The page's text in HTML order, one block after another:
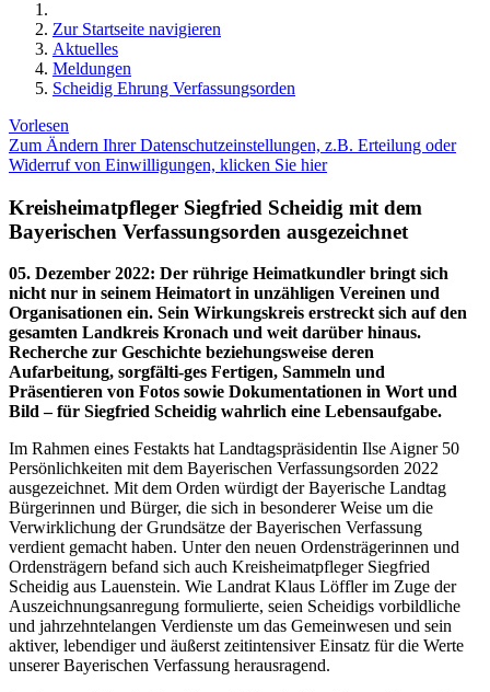
Zur Startseite navigieren
Aktuelles
Meldungen
Scheidig Ehrung Verfassungsorden
Vorlesen
Zum Ändern Ihrer Datenschutzeinstellungen, z.B. Erteilung oder
Widerruf von Einwilligungen, klicken Sie hier
Kreisheimatpfleger Siegfried Scheidig mit dem
Bayerischen Verfassungsorden ausgezeichnet
05. Dezember 2022: Der rührige Heimatkundler bringt sich
nicht nur in seinem Heimatort in unzähligen Vereinen und
Organisationen ein. Sein Wirkungskreis erstreckt sich auf den
gesamten Landkreis Kronach und weit darüber hinaus.
Recherche zur Geschichte beziehungsweise deren
Aufarbeitung, sorgfälti-ges Fertigen, Sammeln und
Präsentieren von Fotos sowie Dokumentationen in Wort und
Bild – für Siegfried Scheidig wahrlich eine Lebensaufgabe.
Im Rahmen eines Festakts hat Landtagspräsidentin Ilse Aigner 50
Persönlichkeiten mit dem Bayerischen Verfassungsorden 2022
ausgezeichnet. Mit dem Orden würdigt der Bayerische Landtag
Bürgerinnen und Bürger, die sich in besonderer Weise um die
Verwirklichung der Grundsätze der Bayerischen Verfassung
verdient gemacht haben. Unter den neuen Ordensträgerinnen und
Ordensträgern befand sich auch Kreisheimatpfleger Siegfried
Scheidig aus Lauenstein. Wie Landrat Klaus Löffler im Zuge der
Auszeichnungsanregung formulierte, seien Scheidigs vorbildliche
und jahrzehntelangen Verdienste um das Gemeinwesen und sein
aktiver, lebendiger und äußerst zeitintensiver Einsatz für die Werte
unserer Bayerischen Verfassung herausragend.